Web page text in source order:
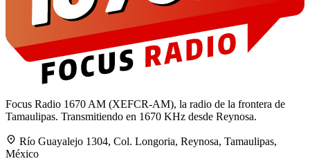
Focus Radio 1670 AM (XEFCR-AM), la radio de la frontera de
Tamaulipas. Transmitiendo en 1670 KHz desde Reynosa.
Río Guayalejo 1304, Col. Longoria, Reynosa, Tamaulipas,
México